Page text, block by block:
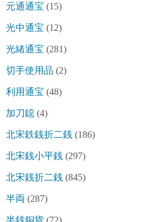
元通通宝 (15)
光中通宝 (12)
光緒通宝 (281)
切手使用品 (2)
利用通宝 (48)
加刀鐚 (4)
北宋鉄銭折二銭 (186)
北宋銭小平銭 (297)
北宋銭折二銭 (845)
半両 (287)
半銭銅貨 (72)